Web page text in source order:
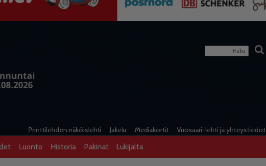
Printtilehden näköislehti Jakelu Mediakortit Vuosaari-lehti ja yhteystiedot
Luonto Historia Pakinat Lukijalta